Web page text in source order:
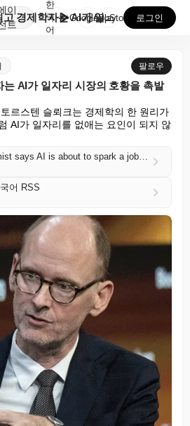
이
트
아폴로의 최고 경제학자는 AI가 일자리 시장의 호황을 ...
한
국
어
GooglePlay
AppStore 로그인
팔로우
는 AI가 일자리 시장의 호황을 촉발
르스텐 슬뢰크는 경제학의 한 원리가
AI가 일자리를 없애는 요인이 되지 않
Apollo's top economist says AI is about to spark a job-market boom
어 RSS